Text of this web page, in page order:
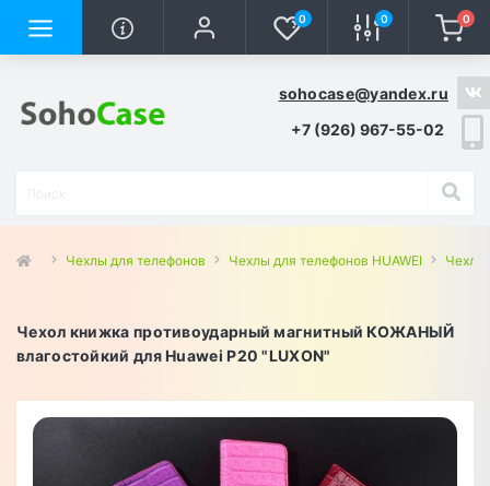
0 0 0
sohocase@yandex.ru
+7 (926) 967-55-02
Чехлы для телефонов Чехлы для телефонов HUAWEI Чехлы
Чехол книжка противоударный магнитный КОЖАНЫЙ
влагостойкий для Huawei P20 "LUXON"